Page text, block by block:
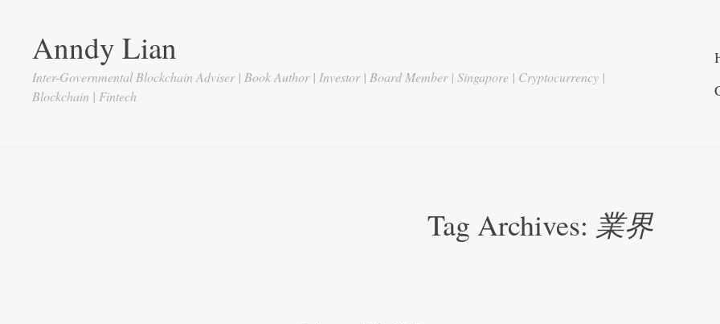
Anndy Lian
Inter-Governmental Blockchain Adviser | Book Author | Investor | Board Member | Singapore | Cryptocurrency |
Blockchain | Fintech
Tag Archives: 業界